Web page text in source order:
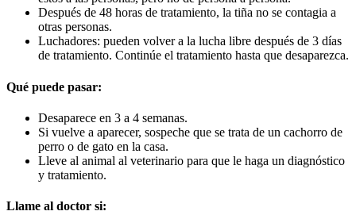
Después de 48 horas de tratamiento, la tiña no se contagia a
otras personas.
Luchadores: pueden volver a la lucha libre después de 3 días
de tratamiento. Continúe el tratamiento hasta que desaparezca.
Qué puede pasar:
Desaparece en 3 a 4 semanas.
Si vuelve a aparecer, sospeche que se trata de un cachorro de
perro o de gato en la casa.
Lleve al animal al veterinario para que le haga un diagnóstico
y tratamiento.
Llame al doctor si: